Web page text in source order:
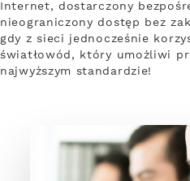
Internet, dostarczony
nieograniczony dostęp bez
gdy z sieci jednocześnie
światłowód, który umożliwi
najwyższym standardzie!